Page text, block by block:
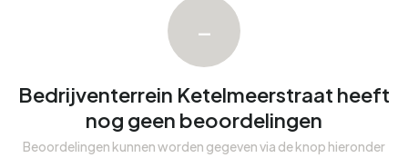
lager dan het landelijke gemiddelde van 2.810 kWh. Met
een jaarlijkse verbruik van 300 m³ per adres ligt het
aardgasverbruik 77% onder het landelijke gemiddelde van
–
Bedrijventerrein Ketelmeerstraat heeft
nog geen beoordelingen
Beoordelingen kunnen worden gegeven via de knop hieronder